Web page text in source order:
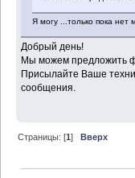
Я могу ...только пока нет
Добрый день!
Мы можем предложить
Присылайте Ваше
сообщения.
Страницы: [1]
Вверх